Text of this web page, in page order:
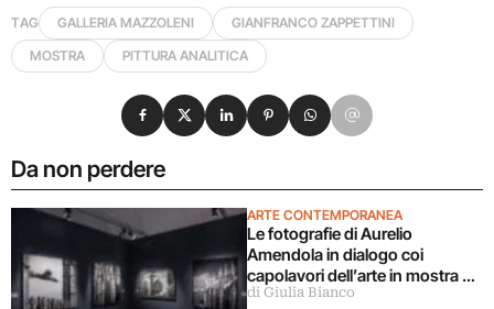
TAG GALLERIA MAZZOLENI
GIANFRANCO ZAPPETTINI
MOSTRA
PITTURA ANALITICA
Da non perdere
ARTE CONTEMPORANEA
Le fotografie di Aurelio
Amendola in dialogo coi
capolavori dell’arte in mostra a
Milano
di Giulia Bianco
Condividi su Facebook
Condividi su X
Condividi su LinkedIn
Condividi su Pinterest
Condividi su WhatsApp
Condividi su Email